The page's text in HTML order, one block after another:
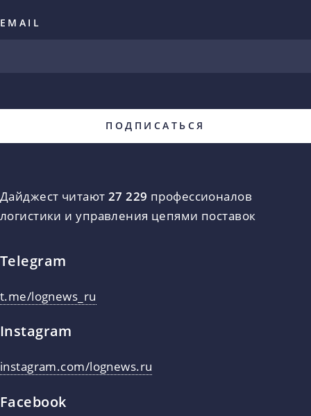
EMAIL
Дайджест читают 27 229 профессионалов
логистики и управления цепями поставок
Telegram
t.me/lognews_ru
Instagram
instagram.com/lognews.ru
Facebook